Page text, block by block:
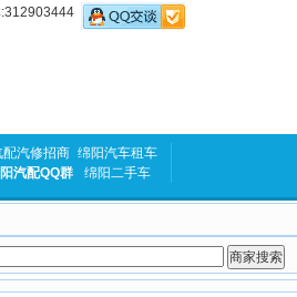
:312903444
配汽修招商 绵阳汽车租车
汽配QQ群 绵阳二手车